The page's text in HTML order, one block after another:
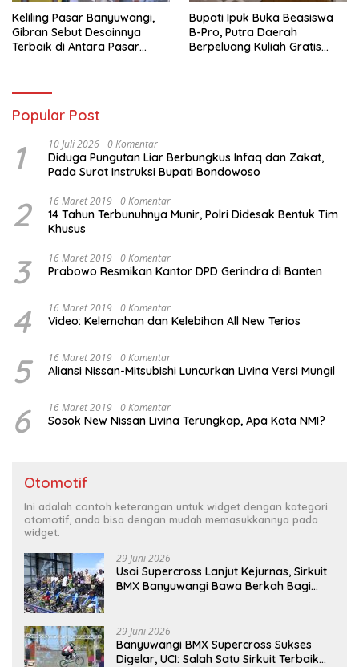
Keliling Pasar Banyuwangi,
Gibran Sebut Desainnya
Terbaik di Antara Pasar
Bupati Ipuk Buka Beasiswa
B-Pro, Putra Daerah
Berpeluang Kuliah Gratis
Popular Post
1 10 Juli 2026 0 Komentar
Diduga Pungutan Liar Berbungkus Infaq dan Zakat,
Pada Surat Instruksi Bupati Bondowoso
2 16 Maret 2019 0 Komentar
14 Tahun Terbunuhnya Munir, Polri Didesak Bentuk Tim
Khusus
3 16 Maret 2019 0 Komentar
Prabowo Resmikan Kantor DPD Gerindra di Banten
4 16 Maret 2019 0 Komentar
Video: Kelemahan dan Kelebihan All New Terios
5 16 Maret 2019 0 Komentar
Aliansi Nissan-Mitsubishi Luncurkan Livina Versi Mungil
6 16 Maret 2019 0 Komentar
Sosok New Nissan Livina Terungkap, Apa Kata NMI?
Otomotif
Ini adalah contoh keterangan untuk widget dengan kategori
otomotif, anda bisa dengan mudah memasukkannya pada
widget.
29 Juni 2026
Usai Supercross Lanjut Kejurnas, Sirkuit
BMX Banyuwangi Bawa Berkah Bagi
29 Juni 2026
Banyuwangi BMX Supercross Sukses
Digelar, UCI: Salah Satu Sirkuit Terbaik